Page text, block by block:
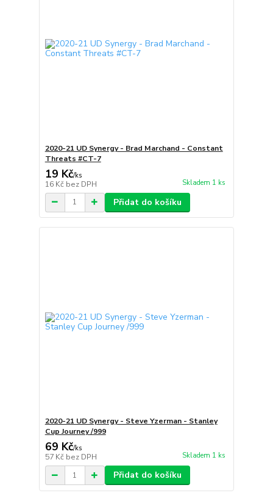
2020-21 UD Synergy - Brad Marchand - Constant
Threats #CT-7
19 Kč/ks
16 Kč bez DPH Skladem 1 ks
Přidat do košíku
2020-21 UD Synergy - Steve Yzerman - Stanley
Cup Journey /999
69 Kč/ks
57 Kč bez DPH Skladem 1 ks
Přidat do košíku